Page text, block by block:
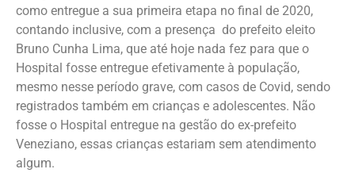
como entregue a sua primeira etapa no final de 2020,
contando inclusive, com a presença do prefeito eleito
Bruno Cunha Lima, que até hoje nada fez para que o
Hospital fosse entregue efetivamente à população,
mesmo nesse período grave, com casos de Covid, sendo
registrados também em crianças e adolescentes. Não
fosse o Hospital entregue na gestão do ex-prefeito
Veneziano, essas crianças estariam sem atendimento
algum.